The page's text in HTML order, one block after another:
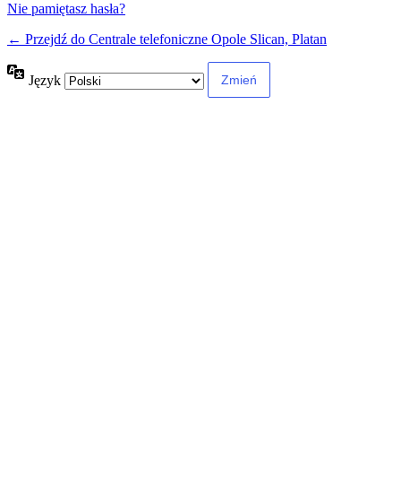
Nie pamiętasz hasła?
← Przejdź do Centrale telefoniczne Opole Slican, Platan
Język